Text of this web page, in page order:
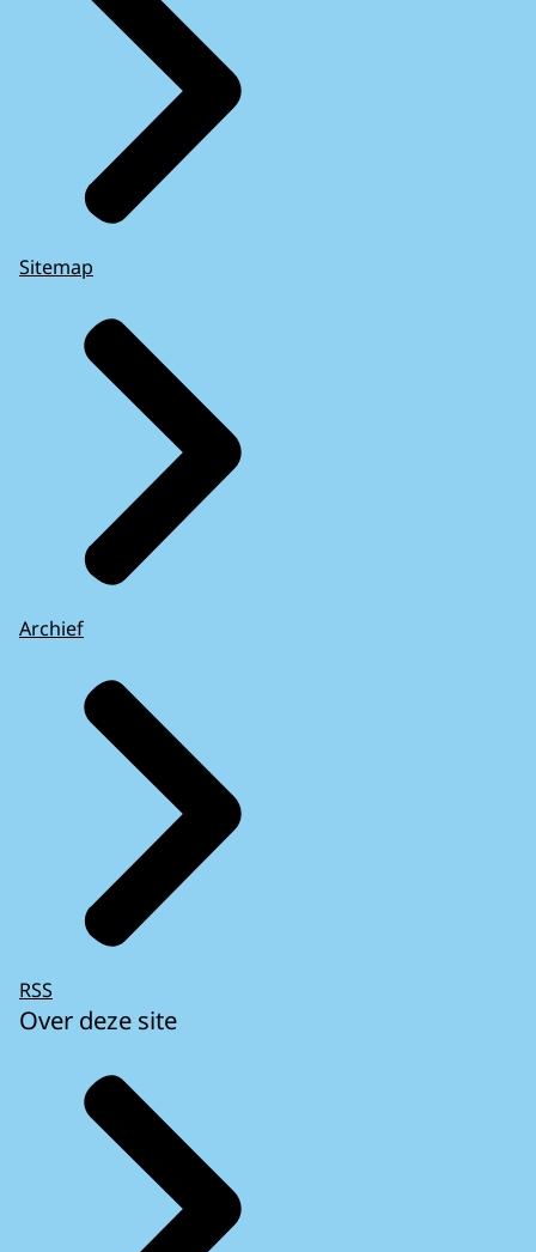
Sitemap
Archief
RSS
Over deze site